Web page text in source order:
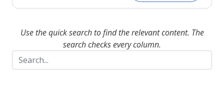
Use the quick search to find the relevant content. The
search checks every column.